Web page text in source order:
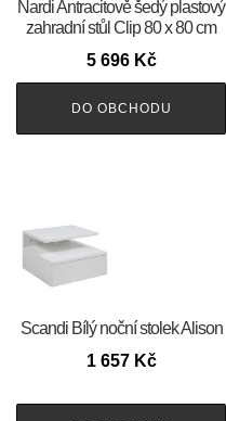
Nardi Antracitově šedý plastový
zahradní stůl Clip 80 x 80 cm
5 696 Kč
DO OBCHODU
Scandi Bílý noční stolek Alison
1 657 Kč